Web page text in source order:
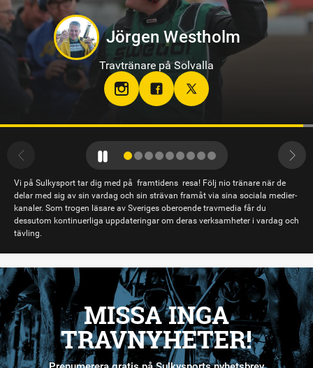
Tamara Skutnabb
Travtränare på Bergsåker
Vi på Sulkysport tar dig med på framtidens resa! Följ nio tränare när de
delar med sig av sin vardag och sin strävan framåt via sina sociala medier-
kanaler. Som trogen läsare av Sveriges oberoende travmedia får du
dessutom kontinuerliga uppdateringar om deras verksamheter i vardag och
tävling.
MISSA INGA
TRAVNYHETER!